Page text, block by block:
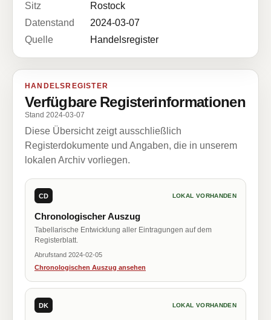
Sitz
Rostock
Datenstand
2024-03-07
Quelle
Handelsregister
HANDELSREGISTER
Verfügbare Registerinformationen
Stand 2024-03-07
Diese Übersicht zeigt ausschließlich
Registerdokumente und Angaben, die in unserem
lokalen Archiv vorliegen.
CD LOKAL VORHANDEN
Chronologischer Auszug
Tabellarische Entwicklung aller Eintragungen auf dem
Registerblatt.
Abrufstand 2024-02-05
Chronologischen Auszug ansehen
DK LOKAL VORHANDEN